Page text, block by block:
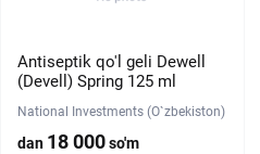
Antiseptik qo'l geli Dewell
(Devell) Spring 125 ml
National Investments (O`zbekiston)
dan 18 000so'm